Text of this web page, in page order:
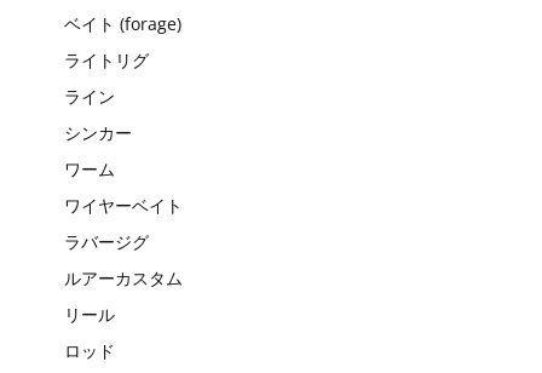
ベイト (forage)
ライトリグ
ライン
シンカー
ワーム
ワイヤーベイト
ラバージグ
ルアーカスタム
リール
ロッド